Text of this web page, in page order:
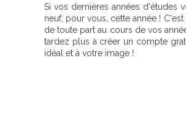
Si vos dernières années d'études
neuf, pour vous, cette année !
de toute part au cours de vos
tardez plus à créer un compte
idéal et à votre image !